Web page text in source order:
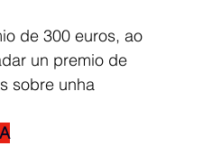
de 300 euros, ao
un premio de
sobre unha